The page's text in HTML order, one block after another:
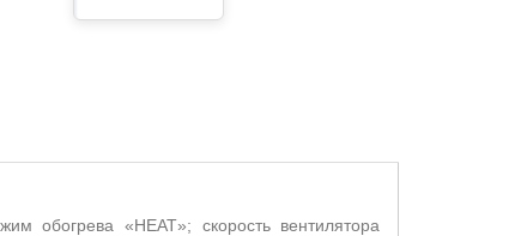
обогрева «HEAT»;
скорость вентилятора